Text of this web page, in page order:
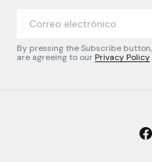
By pressing the Subscribe
are agreeing to ourPrivacy Policy